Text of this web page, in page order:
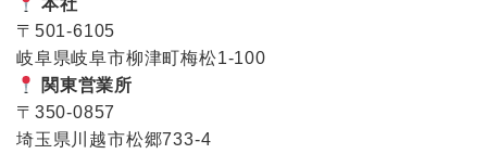
本社
〒501-6105
岐阜県岐阜市柳津町梅松1-100
関東営業所
〒350-0857
埼玉県川越市松郷733-4